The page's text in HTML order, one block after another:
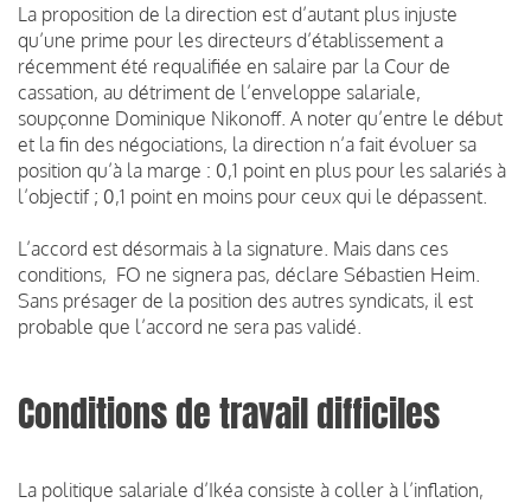
La proposition de la direction est d’autant plus injuste
qu’une prime pour les directeurs d’établissement a
récemment été requalifiée en salaire par la Cour de
cassation, au détriment de l’enveloppe salariale,
soupçonne Dominique Nikonoff. A noter qu’entre le début
et la fin des négociations, la direction n’a fait évoluer sa
position qu’à la marge : 0,1 point en plus pour les salariés à
l’objectif ; 0,1 point en moins pour ceux qui le dépassent.
L’accord est désormais à la signature. Mais dans ces
conditions, FO ne signera pas, déclare Sébastien Heim.
Sans présager de la position des autres syndicats, il est
probable que l’accord ne sera pas validé.
Conditions de travail difficiles
La politique salariale d’Ikéa consiste à coller à l’inflation,